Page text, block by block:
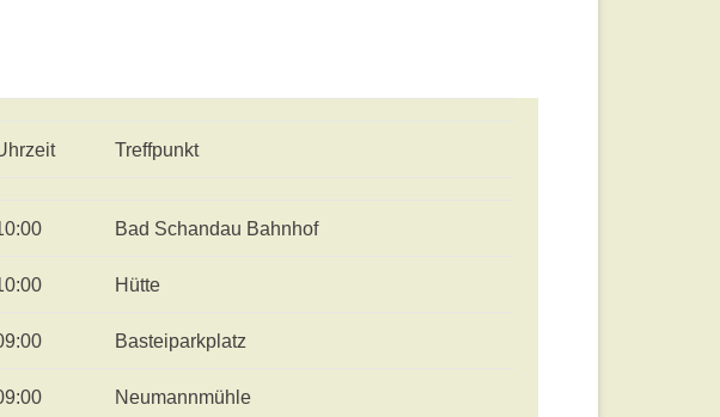
Treffpunkt
Bad Schandau Bahnhof
Hütte
Basteiparkplatz
Neumannmühle